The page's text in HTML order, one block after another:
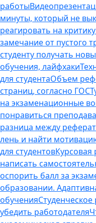
работы
минуты, который не
реагировать на
замечание от пустого
студенту получать
обучения, лайфхаки
для студентаОбъем
страниц, согласно
на экзаменационные
понравиться
разница между
лень и найти
для студентовКурсовая
написать
оспорить балл за
образовании.
обучения
убедить работодателя